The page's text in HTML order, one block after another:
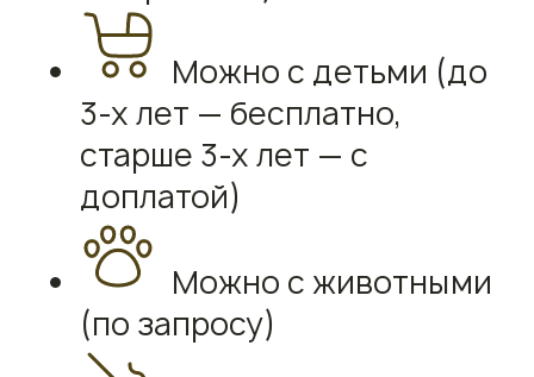
Можно с детьми (до
3-х лет — бесплатно,
старше 3-х лет — с
доплатой)
Можно с животными
(по запросу)